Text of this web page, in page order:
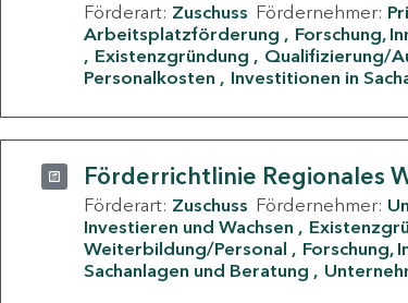
Förderart: Zuschuss Fördernehmer:
Arbeitsplatzförderung
Forschung,
Existenzgründung
Qualifizierung/
Personalkosten
Investitionen in
Förderrichtlinie Regionales
Förderart: Zuschuss Fördernehmer:
Investieren und Wachsen
Weiterbildung/Personal
Forschung,
Sachanlagen und Beratung